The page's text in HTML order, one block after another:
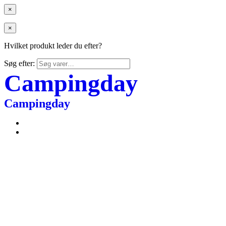
×
×
Hvilket produkt leder du efter?
Søg efter:
Campingday
Campingday